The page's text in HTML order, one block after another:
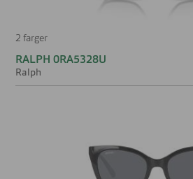
2 farger
RALPH 0RA5328U
Ralph